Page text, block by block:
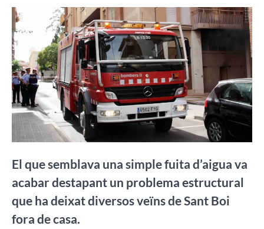
El que semblava una simple fuita d’aigua va
acabar destapant un problema estructural
que ha deixat diversos veïns de Sant Boi
fora de casa.